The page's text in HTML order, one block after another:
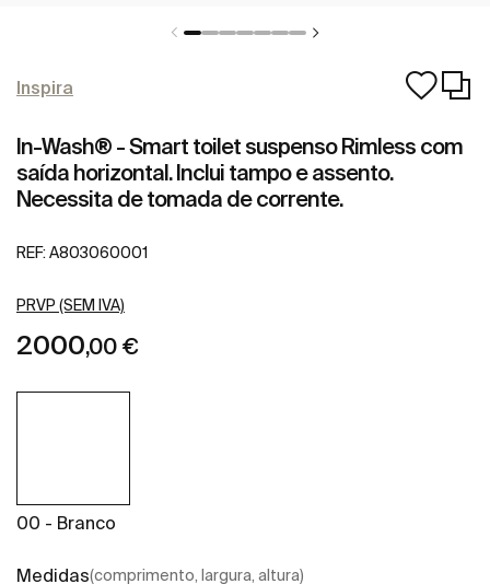
Inspira
In-Wash® - Smart toilet suspenso Rimless com
saída horizontal. Inclui tampo e assento.
Necessita de tomada de corrente.
REF: A803060001
PRVP (SEM IVA)
2000,00 €
00 - Branco
Medidas(comprimento, largura, altura)